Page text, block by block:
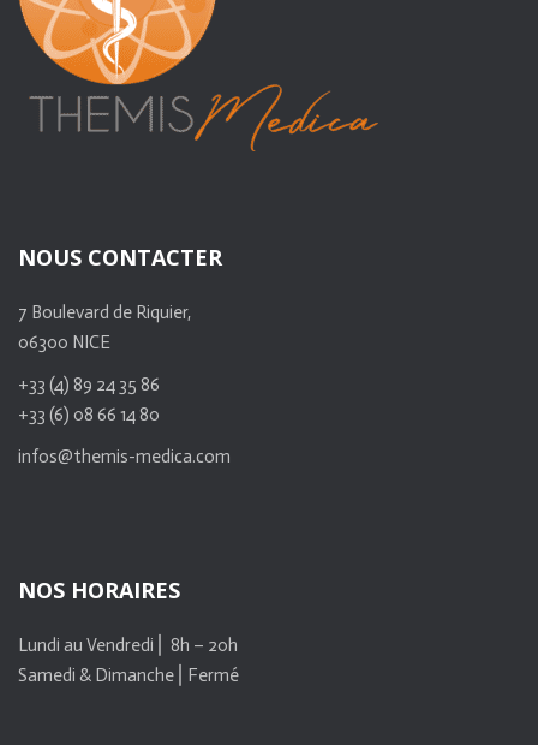
NOUS CONTACTER
7 Boulevard de Riquier,
06300 NICE
+33 (4) 89 24 35 86
+33 (6) 08 66 14 80
infos@themis-medica.com
NOS HORAIRES
Lundi au Vendredi ⎜ 8h – 20h
Samedi & Dimanche ⎜Fermé